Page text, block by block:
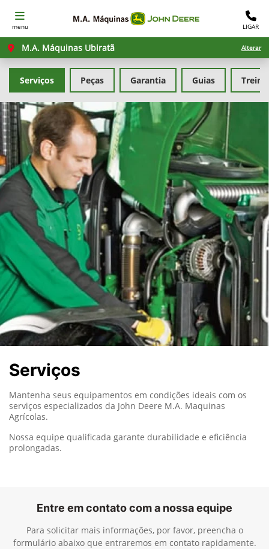
menu LIGAR
M.A. Máquinas Ubiratã Alterar
Peças Garantia Guias
Serviços
Serviços
Mantenha seus equipamentos em condições ideais com os
serviços especializados da John Deere M.A. Maquinas
Agrícolas.
Nossa equipe qualificada garante durabilidade e eficiência
prolongadas.
Entre em contato com a nossa equipe
Para solicitar mais informações, por favor, preencha o
formulário abaixo que entraremos em contato rapidamente.